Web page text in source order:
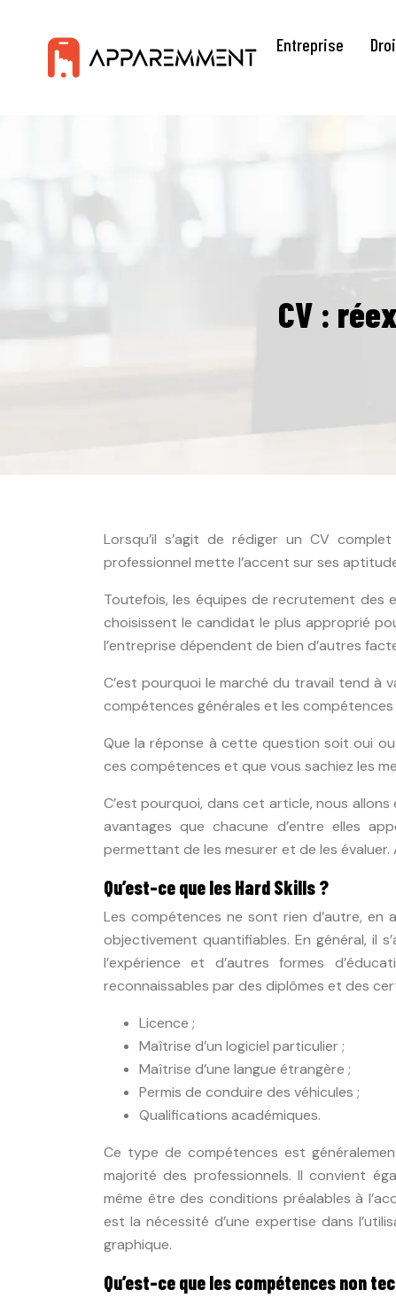
Entreprise
CV :
Lorsqu’il s’agit de rédiger un CV
professionnel mette l’accent sur ses
Toutefois, les équipes de recrutement des
choisissent le candidat le plus approprié
l’entreprise dépendent de bien d’autres
C’est pourquoi le marché du travail tend à
compétences générales et les
Que la réponse à cette question soit oui
ces compétences et que vous sachiez les
C’est pourquoi, dans cet article, nous
avantages que chacune d’entre elles
permettant de les mesurer et de les évaluer.
Qu’est-ce que les Hard Skills ?
Les compétences ne sont rien d’autre, en
objectivement quantifiables. En général, il
l’expérience et d’autres formes
reconnaissables par des diplômes et des
Licence ;
Maîtrise d’un logiciel particulier ;
Maîtrise d’une langue étrangère ;
Permis de conduire des véhicules ;
Qualifications académiques.
Ce type de compétences est
majorité des professionnels. Il convient
même être des conditions préalables à
est la nécessité d’une expertise dans
graphique.
Qu’est-ce que les compétences non